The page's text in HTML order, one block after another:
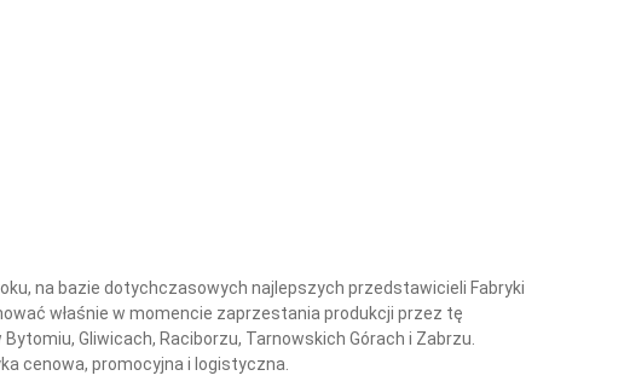
na bazie dotychczasowych najlepszych przedstawicieli Fabryki
właśnie w momencie zaprzestania produkcji przez tę
Bytomiu, Gliwicach, Raciborzu, Tarnowskich Górach i Zabrzu.
cenowa, promocyjna i logistyczna.